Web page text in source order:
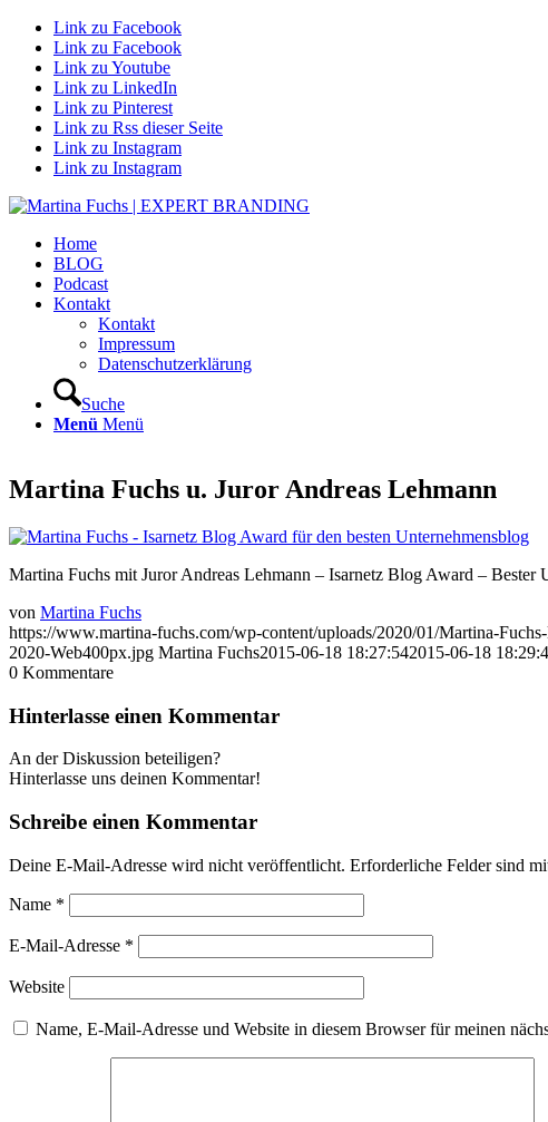
Link zu Facebook
Link zu Facebook
Link zu Youtube
Link zu LinkedIn
Link zu Pinterest
Link zu Rss dieser Seite
Link zu Instagram
Link zu Instagram
Home
BLOG
Podcast
Kontakt
Kontakt
Impressum
Datenschutzerklärung
Suche
Menü Menü
Martina Fuchs u. Juror Andreas Lehmann
Martina Fuchs mit Juror Andreas Lehmann – Isarnetz Blog Award – Bester
von Martina Fuchs
https://www.martina-fuchs.com/wp-content/uploads/2020/01/Martina-
2020-Web400px.jpg Martina Fuchs2015-06-18 18:27:542015-06-18
0 Kommentare
Hinterlasse einen Kommentar
An der Diskussion beteiligen?
Hinterlasse uns deinen Kommentar!
Schreibe einen Kommentar
Deine E-Mail-Adresse wird nicht veröffentlicht. Erforderliche Felder sind
Name *
E-Mail-Adresse *
Website
Name, E-Mail-Adresse und Website in diesem Browser für meinen